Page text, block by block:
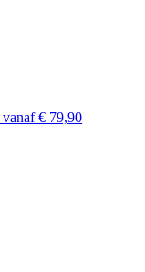
vanaf € 79,90